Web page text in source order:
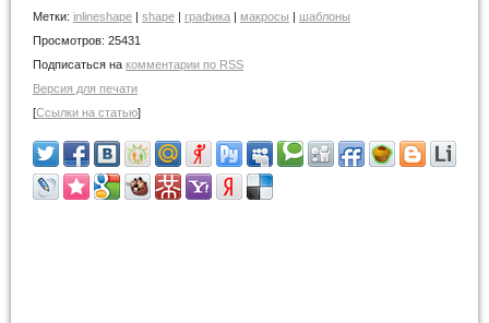
Метки: inlineshape | shape | графика | макросы | шаблоны
Просмотров: 25431
Подписаться на комментарии по RSS
Версия для печати
[Ссылки на статью]